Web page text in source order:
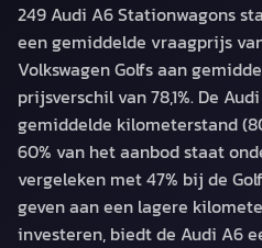
249 Audi A6 Stationwagons
een gemiddelde vraagprijs
Volkswagen Golfs aan
prijsverschil van 78,1%. De
gemiddelde kilometerstand
60% van het aanbod staat
vergeleken met 47% bij de
geven aan een lagere
investeren, biedt de Audi A6